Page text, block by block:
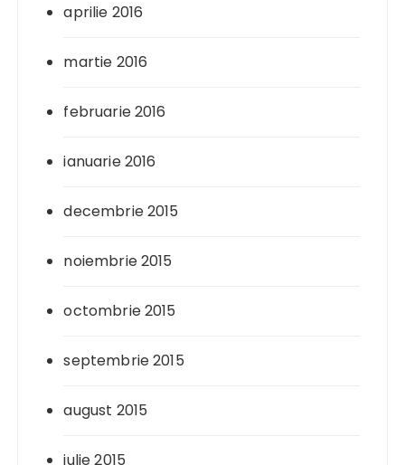
aprilie 2016
martie 2016
februarie 2016
ianuarie 2016
decembrie 2015
noiembrie 2015
octombrie 2015
septembrie 2015
august 2015
iulie 2015